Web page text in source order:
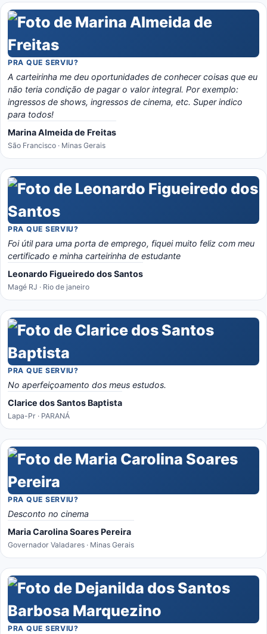
PRA QUE SERVIU?
A carteirinha me deu oportunidades de conhecer coisas que eu
não teria condição de pagar o valor integral. Por exemplo:
ingressos de shows, ingressos de cinema, etc. Super indico
para todos!
Marina Almeida de Freitas
São Francisco · Minas Gerais
PRA QUE SERVIU?
Foi útil para uma porta de emprego, fiquei muito feliz com meu
certificado e minha carteirinha de estudante
Leonardo Figueiredo dos Santos
Magé RJ · Rio de janeiro
PRA QUE SERVIU?
No aperfeiçoamento dos meus estudos.
Clarice dos Santos Baptista
Lapa-Pr · PARANÁ
PRA QUE SERVIU?
Desconto no cinema
Maria Carolina Soares Pereira
Governador Valadares · Minas Gerais
PRA QUE SERVIU?